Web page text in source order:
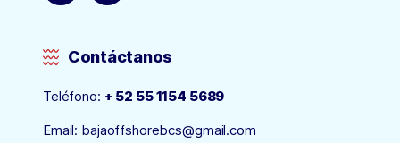
Contáctanos
Teléfono: + 52 55 1154 5689
Email: bajaoffshorebcs@gmail.com